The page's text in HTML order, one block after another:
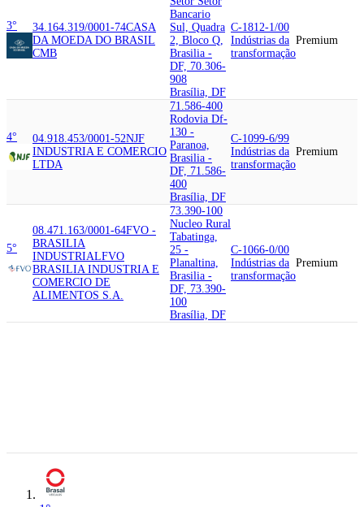
3° 34.164.319/0001-74CASA
DA MOEDA DO BRASIL
CMB
Bancario
Sul, Quadra
2, Bloco Q,
Brasilia -
DF, 70.306-
908
Brasília, DF
C-1812-1/00
Indústrias da
transformação
Premium
4° 04.918.453/0001-52NJF
INDUSTRIA E COMERCIO
LTDA
71.586-400
Rodovia Df-
130 -
Paranoa,
Brasilia -
DF, 71.586-
400
Brasília, DF
C-1099-6/99
Indústrias da
transformação
Premium
5°
08.471.163/0001-64FVO -
BRASILIA
INDUSTRIALFVO
BRASILIA INDUSTRIA E
COMERCIO DE
ALIMENTOS S.A.
73.390-100
Nucleo Rural
Tabatinga,
25 -
Planaltina,
Brasilia -
DF, 73.390-
100
Brasília, DF
C-1066-0/00
Indústrias da
transformação
Premium